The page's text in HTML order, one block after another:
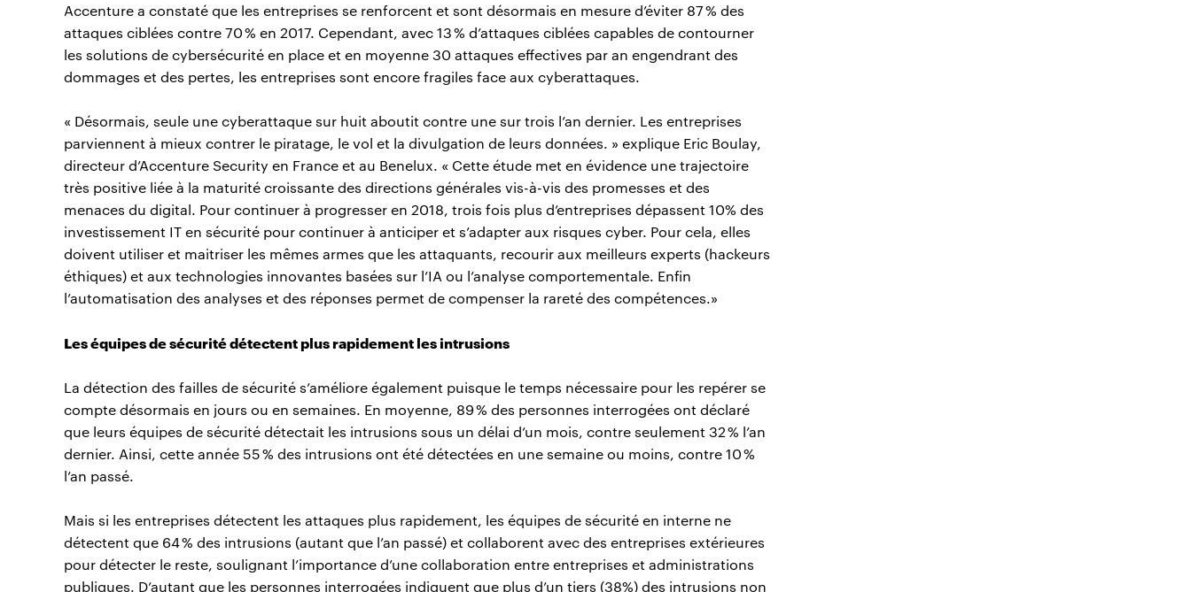
Accenture a constaté que les entreprises se renforcent et sont désormais en mesure d’éviter 87 % des
attaques ciblées contre 70 % en 2017. Cependant, avec 13 % d’attaques ciblées capables de contourner
les solutions de cybersécurité en place et en moyenne 30 attaques effectives par an engendrant des
dommages et des pertes, les entreprises sont encore fragiles face aux cyberattaques.
« Désormais, seule une cyberattaque sur huit aboutit contre une sur trois l’an dernier. Les entreprises
parviennent à mieux contrer le piratage, le vol et la divulgation de leurs données. » explique Eric Boulay,
directeur d’Accenture Security en France et au Benelux. « Cette étude met en évidence une trajectoire
très positive liée à la maturité croissante des directions générales vis-à-vis des promesses et des
menaces du digital. Pour continuer à progresser en 2018, trois fois plus d’entreprises dépassent 10% des
investissement IT en sécurité pour continuer à anticiper et s’adapter aux risques cyber. Pour cela, elles
doivent utiliser et maitriser les mêmes armes que les attaquants, recourir aux meilleurs experts (hackeurs
éthiques) et aux technologies innovantes basées sur l’IA ou l’analyse comportementale. Enfin
l’automatisation des analyses et des réponses permet de compenser la rareté des compétences.»
Les équipes de sécurité détectent plus rapidement les intrusions
La détection des failles de sécurité s’améliore également puisque le temps nécessaire pour les repérer se
compte désormais en jours ou en semaines. En moyenne, 89 % des personnes interrogées ont déclaré
que leurs équipes de sécurité détectait les intrusions sous un délai d’un mois, contre seulement 32 % l’an
dernier. Ainsi, cette année 55 % des intrusions ont été détectées en une semaine ou moins, contre 10 %
l’an passé.
Mais si les entreprises détectent les attaques plus rapidement, les équipes de sécurité en interne ne
détectent que 64 % des intrusions (autant que l’an passé) et collaborent avec des entreprises extérieures
pour détecter le reste, soulignant l’importance d’une collaboration entre entreprises et administrations
publiques. D’autant que les personnes interrogées indiquent que plus d’un tiers (38%) des intrusions non